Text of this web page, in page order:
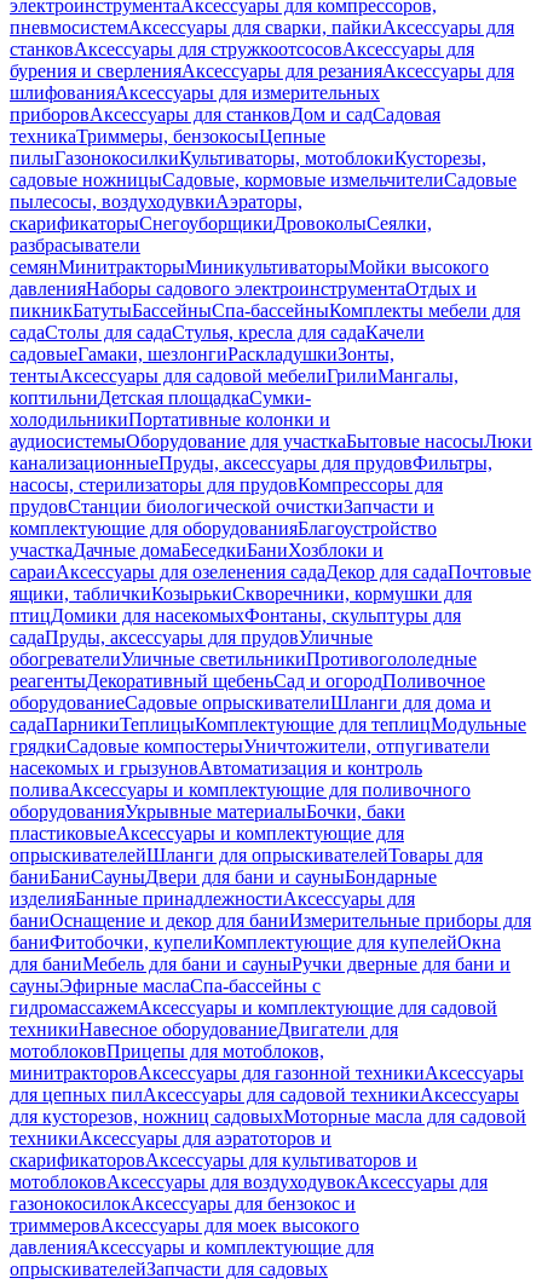
электроинструментаАксессуары для компрессоров,
пневмосистемАксессуары для сварки, пайкиАксессуары для
станковАксессуары для стружкоотсосовАксессуары для
бурения и сверленияАксессуары для резанияАксессуары для
шлифованияАксессуары для измерительных
приборовАксессуары для станковДом и садСадовая
техникаТриммеры, бензокосыЦепные
пилыГазонокосилкиКультиваторы, мотоблокиКусторезы,
садовые ножницыСадовые, кормовые измельчителиСадовые
пылесосы, воздуходувкиАэраторы,
скарификаторыСнегоуборщикиДровоколыСеялки,
разбрасыватели
семянМинитракторыМиникультиваторыМойки высокого
давленияНаборы садового электроинструментаОтдых и
пикникБатутыБассейныСпа-бассейныКомплекты мебели для
садаСтолы для садаСтулья, кресла для садаКачели
садовыеГамаки, шезлонгиРаскладушкиЗонты,
тентыАксессуары для садовой мебелиГрилиМангалы,
коптильниДетская площадкаСумки-
холодильникиПортативные колонки и
аудиосистемыОборудование для участкаБытовые насосыЛюки
канализационныеПруды, аксессуары для прудовФильтры,
насосы, стерилизаторы для прудовКомпрессоры для
прудовСтанции биологической очисткиЗапчасти и
комплектующие для оборудованияБлагоустройство
участкаДачные домаБеседкиБаниХозблоки и
сараиАксессуары для озеленения садаДекор для садаПочтовые
ящики, табличкиКозырькиСкворечники, кормушки для
птицДомики для насекомыхФонтаны, скульптуры для
садаПруды, аксессуары для прудовУличные
обогревателиУличные светильникиПротивогололедные
реагентыДекоративный щебеньСад и огородПоливочное
оборудованиеСадовые опрыскивателиШланги для дома и
садаПарникиТеплицыКомплектующие для теплицМодульные
грядкиСадовые компостерыУничтожители, отпугиватели
насекомых и грызуновАвтоматизация и контроль
поливаАксессуары и комплектующие для поливочного
оборудованияУкрывные материалыБочки, баки
пластиковыеАксессуары и комплектующие для
опрыскивателейШланги для опрыскивателейТовары для
баниБаниСауныДвери для бани и сауныБондарные
изделияБанные принадлежностиАксессуары для
баниОснащение и декор для баниИзмерительные приборы для
баниФитобочки, купелиКомплектующие для купелейОкна
для баниМебель для бани и сауныРучки дверные для бани и
сауныЭфирные маслаСпа-бассейны с
гидромассажемАксессуары и комплектующие для садовой
техникиНавесное оборудованиеДвигатели для
мотоблоковПрицепы для мотоблоков,
минитракторовАксессуары для газонной техникиАксессуары
для цепных пилАксессуары для садовой техникиАксессуары
для кусторезов, ножниц садовыхМоторные масла для садовой
техникиАксессуары для аэратоторов и
скарификаторовАксессуары для культиваторов и
мотоблоковАксессуары для воздуходувокАксессуары для
газонокосилокАксессуары для бензокос и
триммеровАксессуары для моек высокого
давленияАксессуары и комплектующие для
опрыскивателейЗапчасти для садовых